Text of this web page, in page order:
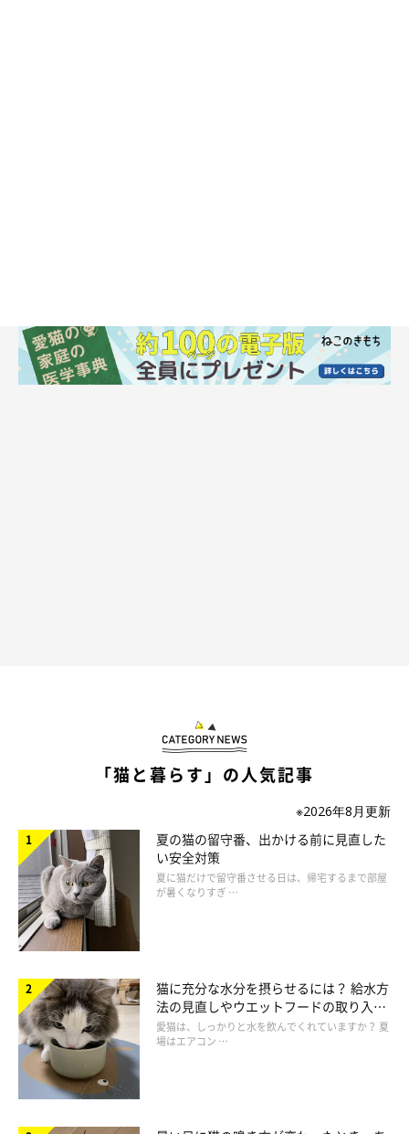
――一時的なものだとわかれば、飼い主さんも安心して猫の気持
ちに寄り添えますね。「猫と暮らす」の人気記事
※2026年8月更新
夏の猫の留守番、出かける前に見直した
い安全対策
夏に猫だけで留守番させる日は、帰宅するまで部屋
が暑くなりすぎ …
猫に充分な水分を摂らせるには？ 給水方
法の見直しやウエットフードの取り入れ
方を解説
愛猫は、しっかりと水を飲んでくれていますか？ 夏
場はエアコン …